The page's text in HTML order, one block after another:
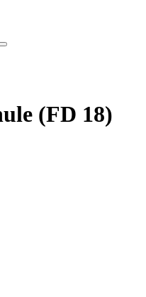
(FD 18)